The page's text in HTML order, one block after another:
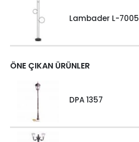
Lambader L-7005
ÖNE ÇIKAN ÜRÜNLER
DPA 1357